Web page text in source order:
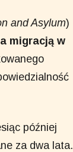
and Asylum)
migracją w
później
za dwa lata.